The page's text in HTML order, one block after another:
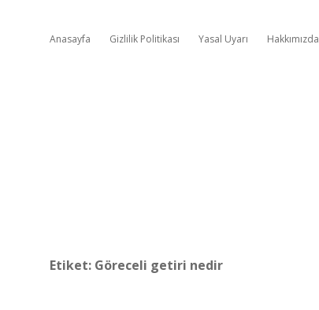
Anasayfa Gizlilik Politikası Yasal Uyarı Hakkımızda
Etiket: Göreceli getiri nedir